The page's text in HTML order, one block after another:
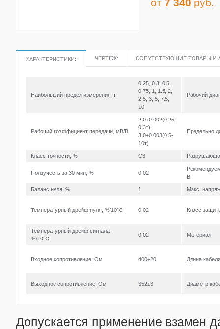
от 7 340 руб.
ХАРАКТЕРИСТИКИ: ЧЕРТЕЖ: СОПУТСТВУЮЩИЕ ТОВАРЫ И
Наибольший предел измерения, т
0.25, 0.3, 0.5,
0.75, 1, 1.5, 2,
2.5, 3, 5, 7.5,
10
Рабочий
Рабочий коэффициент передачи, мВ/В
2.0±0.002(0.25-
0.3т);
3.0±0.003(0.5-
10т)
Предельно
Класс точности, % C3
Ползучесть за 30 мин, % 0.02
В
Баланс нуля, % 1 Макс.
Температурный дрейф нуля, %/10°С 0.02 Класс
Температурный дрейф сигнала,
%/10°С
0.02 Материал
Входное сопротивление, Ом 400±20 Длина
Выходное сопротивление, Ом 352±3 Диаметр
Допускается применение взамен